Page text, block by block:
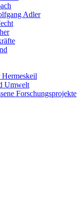
Adler
Umwelt
Forschungsprojekte